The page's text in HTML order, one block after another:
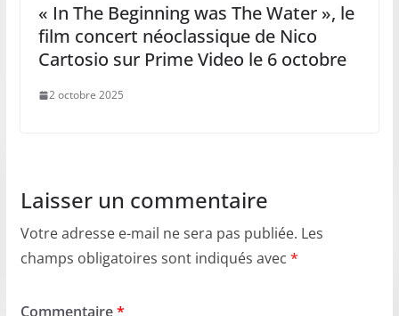
« In The Beginning was The Water », le
film concert néoclassique de Nico
Cartosio sur Prime Video le 6 octobre
2 octobre 2025
Laisser un commentaire
Votre adresse e-mail ne sera pas publiée. Les
champs obligatoires sont indiqués avec *
Commentaire*